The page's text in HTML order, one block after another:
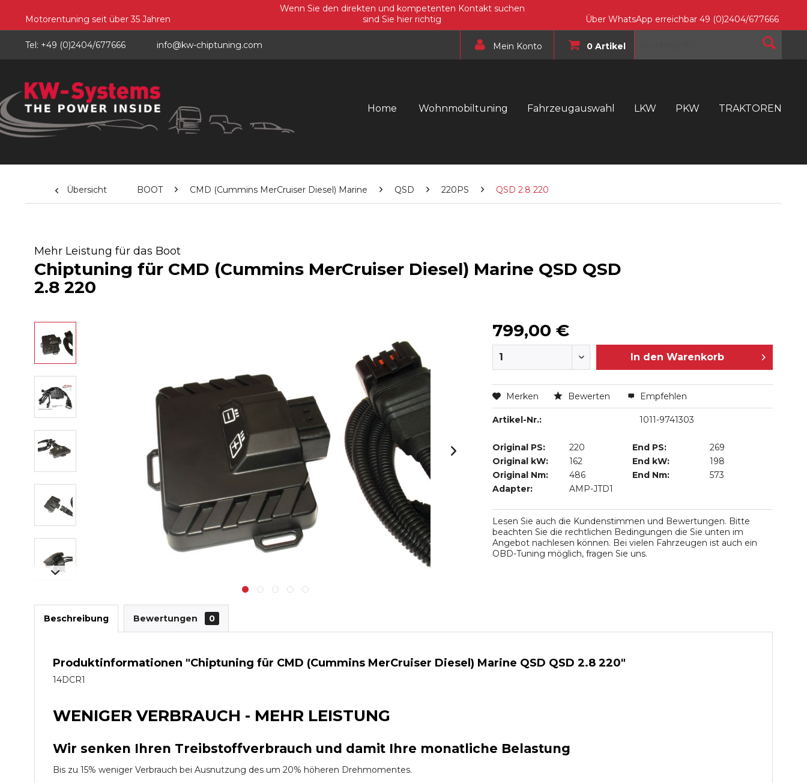
Motorentuning seit über 35 Jahren
Wenn Sie den direkten und kompetenten Kontakt suchen
sind Sie hier richtig
Über WhatsApp erreichbar 49 (0)2404/677666
Tel: +49 (0)2404/677666 info@kw-chiptuning.com Mein Konto 0 Artikel
Home Wohnmobiltuning Fahrzeugauswahl LKW PKW TRAKTOREN
Übersicht BOOT CMD (Cummins MerCruiser Diesel) Marine QSD 220PS QSD 2.8 220
Mehr Leistung für das Boot
Chiptuning für CMD (Cummins MerCruiser Diesel) Marine QSD QSD
2.8 220
799,00 €
In den Warenkorb
Merken Bewerten Empfehlen
Artikel-Nr.: 1011-9741303
Original PS: 220 End PS:
269
Original kW:
162 End kW:
198
Original Nm:
486 End Nm:
573
Adapter:
AMP-JTD1
Lesen Sie auch die Kundenstimmen und Bewertungen. Bitte
beachten Sie die rechtlichen Bedingungen die Sie unten im
Angebot nachlesen können. Bei vielen Fahrzeugen ist auch ein
OBD-Tuning möglich, fragen Sie uns.
Beschreibung Bewertungen 0
Produktinformationen "Chiptuning für CMD (Cummins MerCruiser Diesel) Marine QSD QSD 2.8 220"
14DCR1
WENIGER VERBRAUCH - MEHR LEISTUNG
Wir senken Ihren Treibstoffverbrauch und damit Ihre monatliche Belastung
Bis zu 15% weniger Verbrauch bei Ausnutzung des um 20% höheren Drehmomentes.